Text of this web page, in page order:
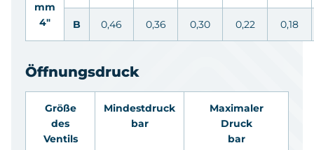
mm
4"
B 0,46 0,36 0,30 0,22 0,18
Öffnungsdruck
Größe
des
Ventils
Mindestdruck
bar
Maximaler
Druck
bar